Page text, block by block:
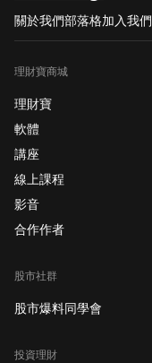
關於我們部落格加入我們
理財寶商城
理財寶
軟體
講座
線上課程
影音
合作作者
股市社群
股市爆料同學會
投資理財